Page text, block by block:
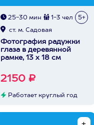
25-30 мин 1-3 чел 5+
ст. м. Садовая
Фотография радужки
глаза в деревянной
рамке, 13 х 18 см
2150 ₽
Работает круглый год